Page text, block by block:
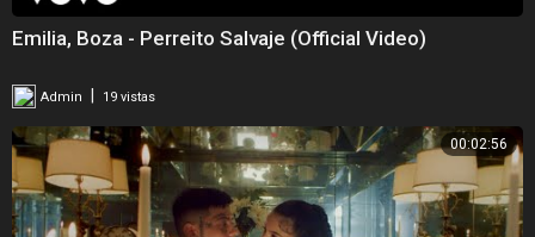
Emilia, Boza - Perreito Salvaje (Official Video)
Admin | 19 vistas
00:02:56